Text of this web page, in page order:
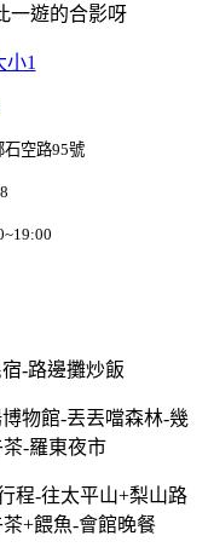
一遊的合影呀
石空路95號
-路邊攤炒飯
物館-丟丟噹森林-幾
-羅東夜市
程-往太平山+梨山路
+餵魚-會館晚餐